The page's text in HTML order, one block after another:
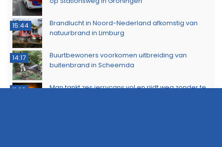
15:44
Brandlucht in Noord-Nederland afkomstig van
natuurbrand in Limburg
14:17
Buurtbewoners voorkomen uitbreiding van
buitenbrand in Scheemda
11:32
Man tankt zes jerrycans vol en rijdt weg zonder te